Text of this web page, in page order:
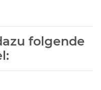
folgende